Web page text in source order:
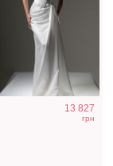
13 827
грн